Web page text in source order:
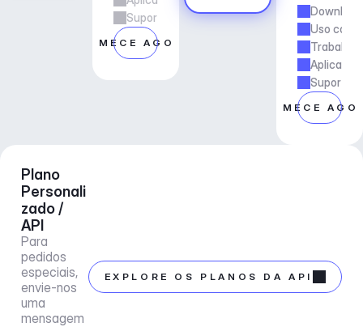
Suporte ao gerente de conta
COMECE AGORA
Uso
Trabalho
Suporte
COMECE
Plano
Personali
zado /
API
Para
pedidos
especiais,
envie-nos
uma
mensagem
EXPLORE OS PLANOS DA API